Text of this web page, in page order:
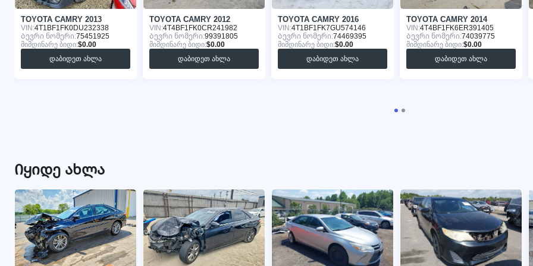
TOYOTA CAMRY 2013
VIN:4T1BF1FK0DU232338
Ბევრი ნომერი:75451925
მიმდინარე ბიდი:$0.00
დაბიდეთ ახლა
TOYOTA CAMRY 2012
VIN:4T4BF1FK0CR241982
Ბევრი ნომერი:99391805
მიმდინარე ბიდი:$0.00
დაბიდეთ ახლა
TOYOTA CAMRY 2016
VIN:4T1BF1FK7GU574146
Ბევრი ნომერი:74469395
მიმდინარე ბიდი:$0.00
დაბიდეთ ახლა
TOYOTA CAMRY 2014
VIN:4T4BF1FK6ER391405
Ბევრი ნომერი:74039775
მიმდინარე ბიდი:$0.00
დაბიდეთ ახლა
Იყიდე ახლა